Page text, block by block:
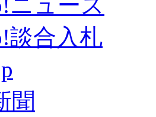
談合入札
聞